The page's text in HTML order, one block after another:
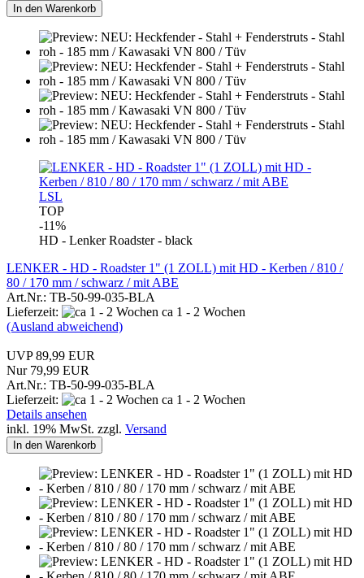
In den Warenkorb
LSL
TOP
-11%
HD - Lenker Roadster - black
LENKER - HD - Roadster 1" (1 ZOLL) mit HD - Kerben / 810 /
80 / 170 mm / schwarz / mit ABE
Art.Nr.: TB-50-99-035-BLA
Lieferzeit:
ca 1 - 2 Wochen
(Ausland abweichend)
UVP 89,99 EUR
Nur 79,99 EUR
Art.Nr.: TB-50-99-035-BLA
Lieferzeit:
ca 1 - 2 Wochen
Details ansehen
inkl. 19% MwSt. zzgl. Versand
In den Warenkorb